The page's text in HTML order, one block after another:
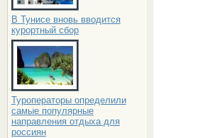
В Тунисе вновь вводится
курортный сбор
Туроператоры определили
самые популярные
направления отдыха для
россиян